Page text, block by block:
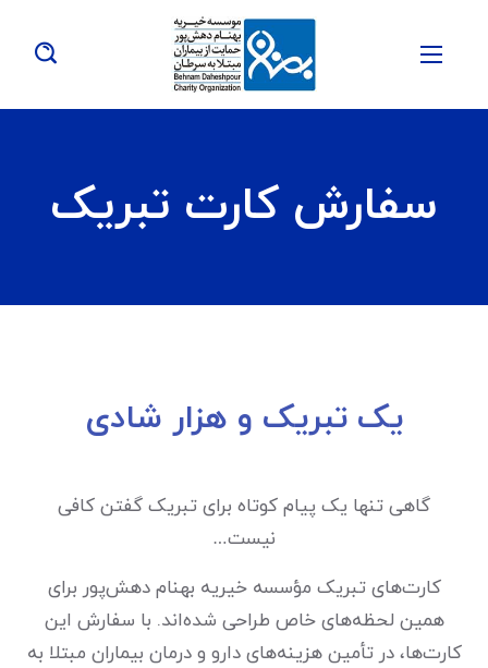
سفارش کارت تبریک
یک تبریک و هزار شادی
گاهی تنها یک پیام کوتاه برای تبریک گفتن کافی
نیست…
کارت‌های تبریک مؤسسه خیریه بهنام دهش‌پور برای
همین لحظه‌های خاص طراحی شده‌اند. با سفارش این
کارت‌ها، در تأمین هزینه‌های دارو و درمان بیماران مبتلا به